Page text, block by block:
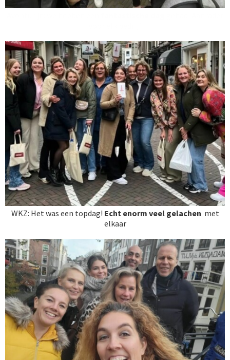
WKZ: Het was een topdag! Echt enorm veel gelachen met
elkaar